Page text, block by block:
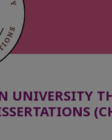
UNIVERSITY